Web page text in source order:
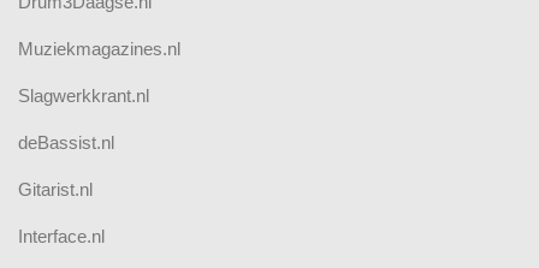
Muziekmagazines.nl
Slagwerkkrant.nl
deBassist.nl
Gitarist.nl
Interface.nl